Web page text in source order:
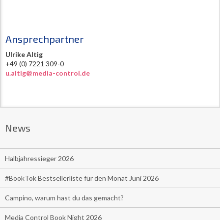
Ansprechpartner
Ulrike Altig
+49 (0) 7221 309-0
u.altig@media-control.de
News
Halbjahressieger 2026
#BookTok Bestsellerliste für den Monat Juni 2026
Campino, warum hast du das gemacht?
Media Control Book Night 2026